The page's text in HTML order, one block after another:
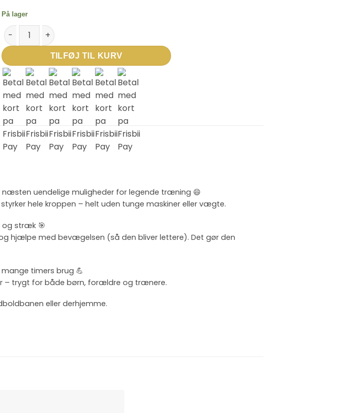
På lager
Powerband Træningselastik – 32 mm – Lilla antal
TILFØJ TIL KURV
uendelige muligheder for legende træning 😄
hele kroppen – helt uden tunge maskiner eller vægte.
og stræk 🎯
hjælpe med bevægelsen (så den bliver lettere). Det gør den
timers brug 💪
– trygt for både børn, forældre og trænere.
eller derhjemme.